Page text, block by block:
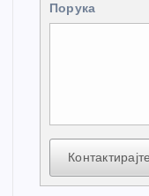
Порука